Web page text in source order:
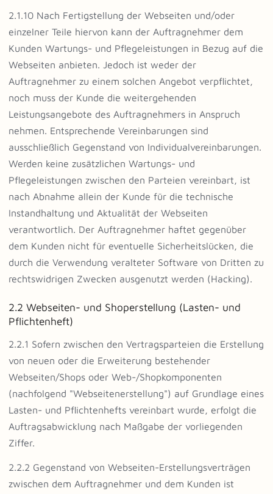
2.1.10 Nach Fertigstellung der Webseiten und/oder
einzelner Teile hiervon kann der Auftragnehmer dem
Kunden Wartungs- und Pflegeleistungen in Bezug auf die
Webseiten anbieten. Jedoch ist weder der
Auftragnehmer zu einem solchen Angebot verpflichtet,
noch muss der Kunde die weitergehenden
Leistungsangebote des Auftragnehmers in Anspruch
nehmen. Entsprechende Vereinbarungen sind
ausschließlich Gegenstand von Individualvereinbarungen.
Werden keine zusätzlichen Wartungs- und
Pflegeleistungen zwischen den Parteien vereinbart, ist
nach Abnahme allein der Kunde für die technische
Instandhaltung und Aktualität der Webseiten
verantwortlich. Der Auftragnehmer haftet gegenüber
dem Kunden nicht für eventuelle Sicherheitslücken, die
durch die Verwendung veralteter Software von Dritten zu
rechtswidrigen Zwecken ausgenutzt werden (Hacking).
2.2 Webseiten- und Shoperstellung (Lasten- und
Pflichtenheft)
2.2.1 Sofern zwischen den Vertragsparteien die Erstellung
von neuen oder die Erweiterung bestehender
Webseiten/Shops oder Web-/Shopkomponenten
(nachfolgend "Webseitenerstellung") auf Grundlage eines
Lasten- und Pflichtenhefts vereinbart wurde, erfolgt die
Auftragsabwicklung nach Maßgabe der vorliegenden
Ziffer.
2.2.2 Gegenstand von Webseiten-Erstellungsverträgen
zwischen dem Auftragnehmer und dem Kunden ist